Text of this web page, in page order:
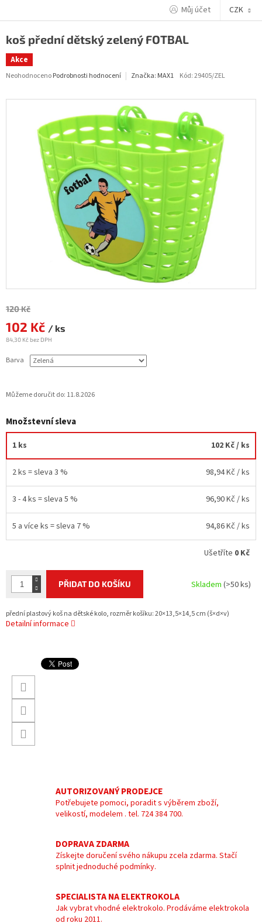
Můj účet CZK
koš přední dětský zelený FOTBAL
Akce
Průměrné
NeohodnocenoPodrobnosti hodnocení Značka: MAX1 Kód:29405/ZEL
120 Kč
102 Kč / ks
84,30 Kč bez DPH
Měrná
Barva
Můžeme doručit do: 11.8.2026
Množstevní sleva
1 ks 102 Kč/ ks
2 ks = sleva 3 % 98,94 Kč / ks
3 - 4 ks = sleva 5 % 96,90 Kč / ks
5 a více ks = sleva 7 % 94,86 Kč / ks
Ušetříte 0 Kč
PŘIDAT DO KOŠÍKU Skladem(>50 ks)
přední plastový koš na dětské kolo, rozměr košíku: 20×13,5×14,5 cm (š×d×v)
Detailní informace
AUTORIZOVANÝ PRODEJCE
Potřebujete pomoci, poradit s výběrem zboží,
velikostí, modelem . tel. 724 384 700.
DOPRAVA ZDARMA
Získejte doručení svého nákupu zcela zdarma. Stačí
splnit jednoduché podmínky.
SPECIALISTA NA ELEKTROKOLA
Jak vybrat vhodné elektrokolo. Prodáváme elektrokola
od roku 2011.